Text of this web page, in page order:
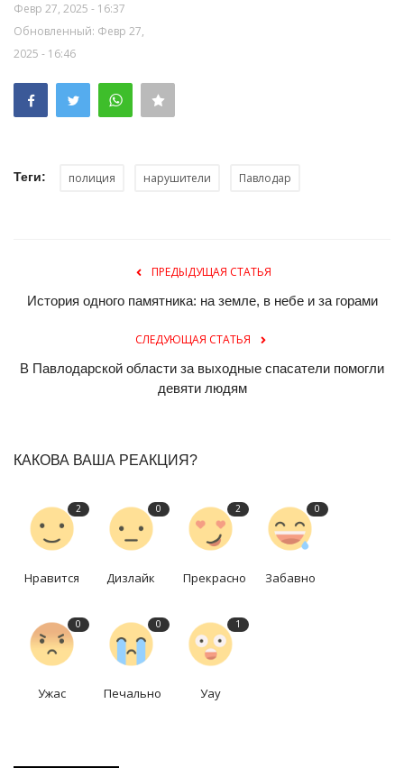
Февр 27, 2025 - 16:37
Обновленный: Февр 27,
2025 - 16:46
Теги: полиция нарушители Павлодар
ПРЕДЫДУЩАЯ СТАТЬЯ
История одного памятника: на земле, в небе и за горами
СЛЕДУЮЩАЯ СТАТЬЯ
В Павлодарской области за выходные спасатели помогли
девяти людям
КАКОВА ВАША РЕАКЦИЯ?
2
Нравится
0
Дизлайк
2
Прекрасно
0
Забавно
0
Ужас
0
Печально
1
Уау